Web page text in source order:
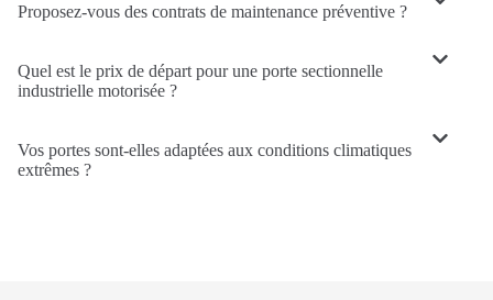
Proposez-vous des contrats de maintenance préventive ?
Quel est le prix de départ pour une porte sectionnelle
industrielle motorisée ?
Vos portes sont-elles adaptées aux conditions climatiques
extrêmes ?